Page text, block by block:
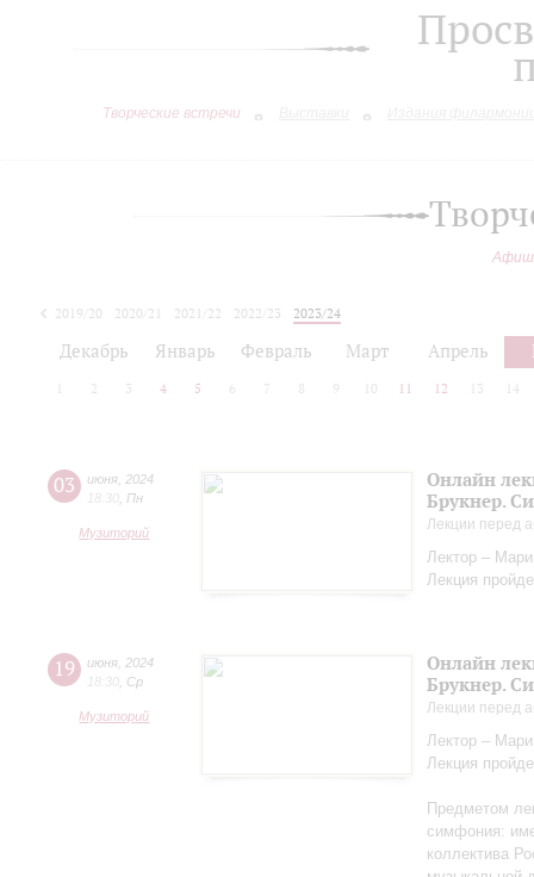
Творческие встречи
2019/20 2020/21 2021/22 2022/23
2023/24
Декабрь Январь Февраль Март Апрель
2 3 4 5 6 7 8 9 10 11 12 13 14
03 июня 2024
18:30 Пн
Музиторий
Онлайн
Брукнер.
Лекции перед
Лектор –
Лекция
19 июня 2024
18:30 Ср
Музиторий
Онлайн
Брукнер.
Лекции перед
Лектор –
Лекция
Предметом
симфония:
коллектива